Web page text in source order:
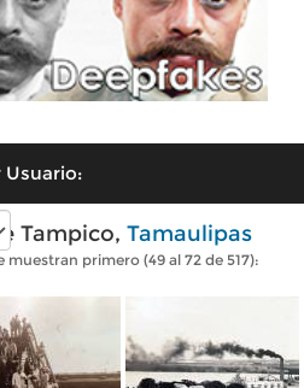
Usuario:
Tampico, Tamaulipas
primero (49 al 72 de 517):